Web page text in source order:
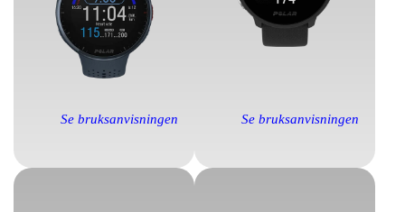
Se bruksanvisningen Se bruksanvisningen